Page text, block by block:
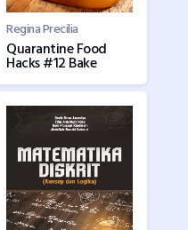
Regina Precilia
Quarantine Food
Hacks #12 Bake